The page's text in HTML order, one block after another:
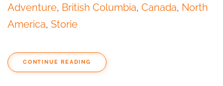
Adventure, British Columbia, Canada, North
America, Storie
CONTINUE READING